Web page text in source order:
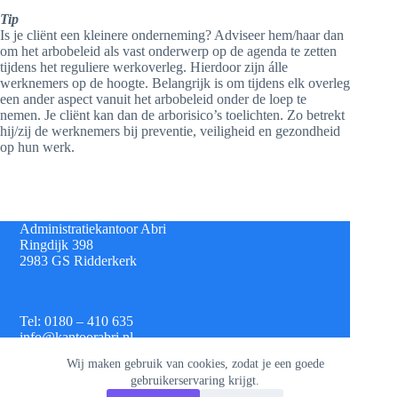
Wij maken gebruik van cookies, zodat je een goede
gebruikerservaring krijgt.
Tip
Is je cliënt een kleinere onderneming? Adviseer hem/haar dan
om het arbobeleid als vast onderwerp op de agenda te zetten
tijdens het reguliere werkoverleg. Hierdoor zijn álle
werknemers op de hoogte. Belangrijk is om tijdens elk overleg
een ander aspect vanuit het arbobeleid onder de loep te
nemen. Je cliënt kan dan de arborisico’s toelichten. Zo betrekt
hij/zij de werknemers bij preventie, veiligheid en gezondheid
op hun werk.
Administratiekantoor Abri
Ringdijk 398
2983 GS Ridderkerk
Tel: 0180 – 410 635
info@kantoorabri.nl